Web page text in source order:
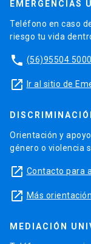
EMERGENCIAS
Teléfono en caso
riesgo tu vida
phone (56)95504 5000
launch Ir al sitio de
Orientación y
género o violencia
launch Contacto para
launch Más orientación
MEDIACIÓN